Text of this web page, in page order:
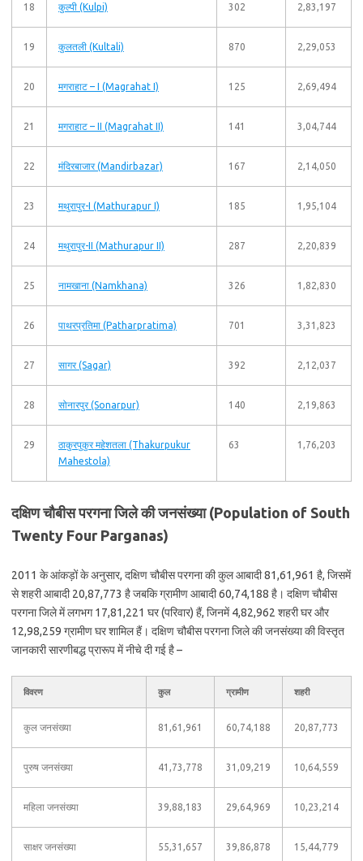
18 कुल्पी (Kulpi) 302 2,83,197
19 कुलतली (Kultali) 870 2,29,053
20 मगराहाट – I (Magrahat I) 125 2,69,494
21 मगराहाट – II (Magrahat II) 141 3,04,744
22 मंदिरबाजार (Mandirbazar) 167 2,14,050
23 मथुरापुर-I (Mathurapur I) 185 1,95,104
24 मथुरापुर-II (Mathurapur II) 287 2,20,839
25 नामखाना (Namkhana) 326 1,82,830
26 पाथरप्रतिमा (Patharpratima) 701 3,31,823
27 सागर (Sagar) 392 2,12,037
28 सोनारपुर (Sonarpur) 140 2,19,863
29
ठाकुरपुकुर महेशतला (Thakurpukur
Mahestola)
63 1,76,203
दक्षिण चौबीस परगना जिले की जनसंख्या (Population of South
Twenty Four Parganas)
2011 के आंकड़ों के अनुसार, दक्षिण चौबीस परगना की कुल आबादी 81,61,961 है, जिसमें
से शहरी आबादी 20,87,773 है जबकि ग्रामीण आबादी 60,74,188 है। दक्षिण चौबीस
परगना जिले में लगभग 17,81,221 घर (परिवार) हैं, जिनमें 4,82,962 शहरी घर और
12,98,259 ग्रामीण घर शामिल हैं। दक्षिण चौबीस परगना जिले की जनसंख्या की विस्तृत
जानकारी सारणीबद्ध प्रारूप में नीचे दी गई है –
विवरण कुल ग्रामीण शहरी
कुल जनसंख्या 81,61,961 60,74,188 20,87,773
पुरुष जनसंख्या 41,73,778 31,09,219 10,64,559
महिला जनसंख्या 39,88,183 29,64,969 10,23,214
साक्षर जनसंख्या 55,31,657 39,86,878 15,44,779